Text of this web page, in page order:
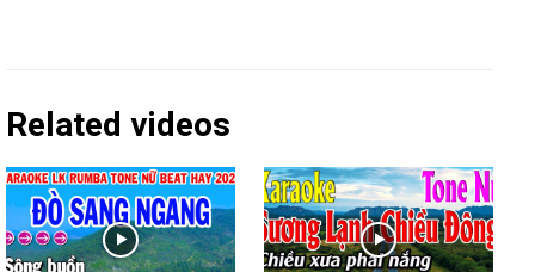
Related videos